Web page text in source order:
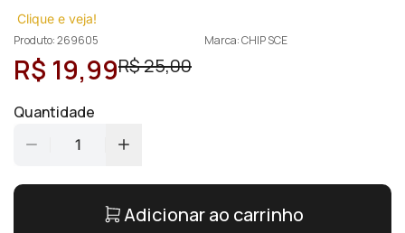
Clique e veja!
Produto: 269605
Marca: CHIP SCE
R$ 19,99R$ 25,00
Quantidade
1
Adicionar ao carrinho